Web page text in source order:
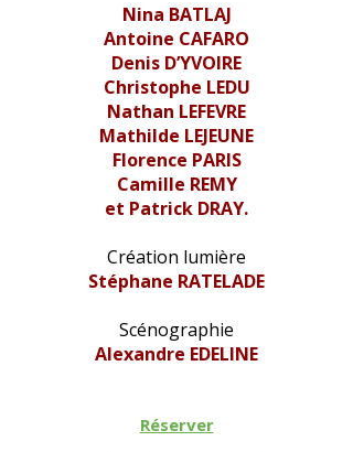
Nina BATLAJ
Antoine CAFARO
Denis D’YVOIRE
Christophe LEDU
Nathan LEFEVRE
Mathilde LEJEUNE
Florence PARIS
Camille REMY
et Patrick DRAY.
Création lumière
Stéphane RATELADE
Scénographie
Alexandre EDELINE
Réserver